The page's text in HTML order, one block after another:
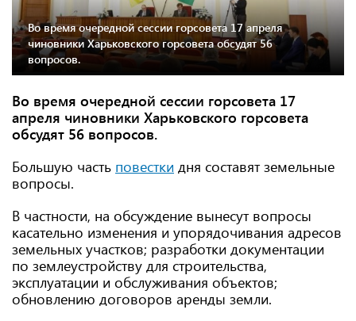
Во время очередной сессии горсовета 17 апреля
чиновники Харьковского горсовета обсудят 56
вопросов.
Во время очередной сессии горсовета 17
апреля чиновники Харьковского горсовета
обсудят 56 вопросов.
Большую часть повестки дня составят земельные
вопросы.
В частности, на обсуждение вынесут вопросы
касательно изменения и упорядочивания адресов
земельных участков; разработки документации
по землеустройству для строительства,
эксплуатации и обслуживания объектов;
обновлению договоров аренды земли.